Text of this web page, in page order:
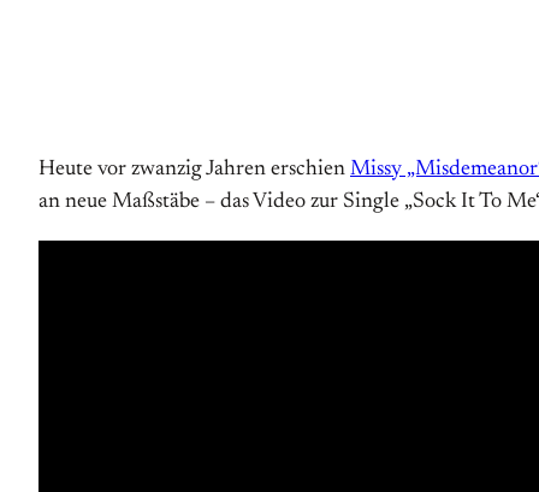
Heute vor zwanzig Jahren erschien Missy
an neue Maßstäbe – das Video zur Single „Sock It To